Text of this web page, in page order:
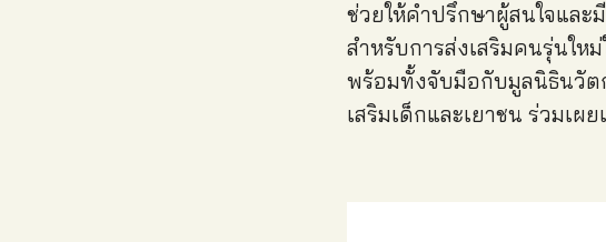
ช่วยให้คำปรึกษาผู้สนใจและ
สำหรับการส่งเสริมคนรุ่นให
พร้อมทั้งจับมือกับมูลนิธินวัต
เสริมเด็กและเยาชน ร่วมเ